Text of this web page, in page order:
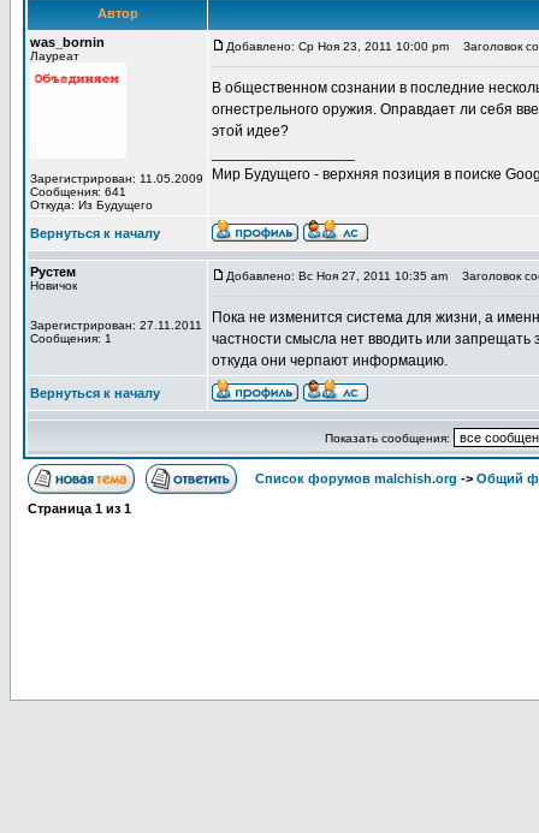
Автор
was_bornin
Лауреат
Зарегистрирован: 11.05.2009
Сообщения: 641
Откуда: Из Будущего
Добавлено: Ср Ноя 23, 2011 10:00 pm Заголовок
В общественном сознании в последние
огнестрельного оружия. Оправдает ли себя
этой идее?
Мир Будущего - верхняя позиция в поиске
Вернуться к началу
Рустем
Новичок
Зарегистрирован: 27.11.2011
Сообщения: 1
Добавлено: Вс Ноя 27, 2011 10:35 am Заголовок
Пока не изменится система для жизни, а
частности смысла нет вводить или запрещать
откуда они черпают информацию.
Вернуться к началу
Показать сообщения:
Список форумов malchish.org -> Общий
Страница 1 из 1